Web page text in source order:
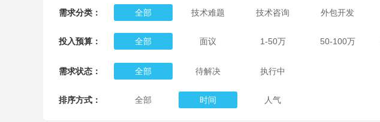
安全防护
需求分类： 全部 技术难题 技术咨询 外包开发
投入预算： 全部 面议 1-50万 50-100万
需求状态： 全部 待解决 执行中
排序方式： 全部 时间 人气